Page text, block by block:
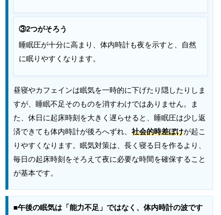
③2つがそろう
睡眠圧が十分に高まり、体内時計も夜を示すと、自然
に眠りやすくなります。
昼寝やカフェインは眠気を一時的に下げたり隠したりしま
すが、睡眠不足そのものを消すわけではありません。ま
た、休日に起床時刻を大きく遅らせると、睡眠圧は少し返
済できても体内時計が後ろへずれ、社会的時差ぼけが起こ
りやすくなります。眠気対策は、長く寝る日を作るより、
毎日の起床時刻をそろえて夜に必要な時間を確保すること
が基本です。
■午後の眠気は「能力不足」ではなく、体内時計の波です